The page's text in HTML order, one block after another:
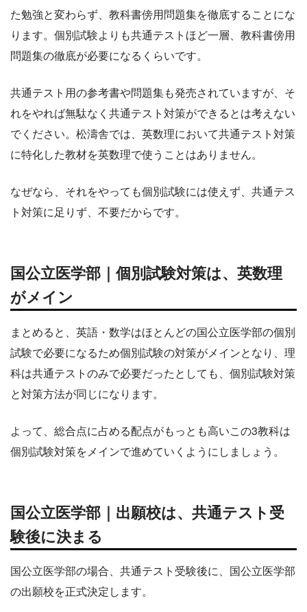
た勉強と変わらず、教科書傍用問題集を徹底することにな
ります。個別試験よりも共通テストほど一層、教科書傍用
問題集の徹底が必要になるくらいです。
共通テスト用の参考書や問題集も発売されていますが、そ
れをやれば無駄なく共通テスト対策ができるとは考えない
でください。松濤舎では、英数理において共通テスト対策
に特化した教材を英数理で使うことはありません。
なぜなら、それをやっても個別試験には使えず、共通テス
ト対策に足りず、不要だからです。
国公立医学部｜個別試験対策は、英数理
がメイン
まとめると、英語・数学はほとんどの国公立医学部の個別
試験で必要になるため個別試験の対策がメインとなり、理
科は共通テストのみで必要だったとしても、個別試験対策
と対策方法が同じになります。
よって、総合点に占める配点がもっとも高いこの3教科は
個別試験対策をメインで進めていくようにしましょう。
国公立医学部｜出願校は、共通テスト受
験後に決まる
国公立医学部の場合、共通テスト受験後に、国公立医学部
の出願校を正式決定します。